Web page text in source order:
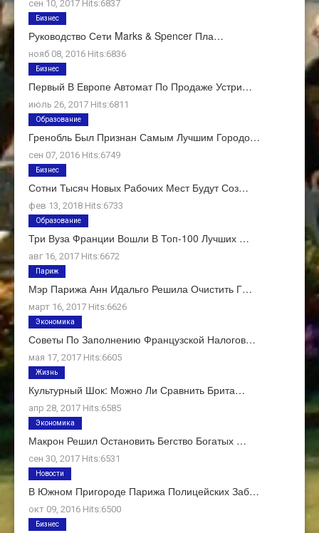
сен 10, 2017 Hits:6837
Руководство Сети Marks & Spencer Пла…
нояб 08, 2016 Hits:6836
Бизнес
Первый В Европе Автомат По Продаже Устри…
июль 26, 2017 Hits:6811
Бизнес
Гренобль Был Признан Самым Лучшим Городо…
сен 07, 2016 Hits:6749
Образование
Сотни Тысяч Новых Рабочих Мест Будут Соз…
фев 13, 2018 Hits:6733
Бизнес
Три Вуза Франции Вошли В Топ-100 Лучших …
авг 16, 2017 Hits:6672
Образование
Мэр Парижа Анн Идальго Решила Очистить Г…
март 16, 2017 Hits:6626
Париж
Советы По Заполнению Французской Налогов…
мая 17, 2017 Hits:6605
Экономика
Культурный Шок: Можно Ли Сравнить Брита…
апр 28, 2017 Hits:6585
Жизнь
Макрон Решил Остановить Бегство Богатых …
сен 30, 2017 Hits:6531
Экономика
В Южном Пригороде Парижа Полицейских Заб…
окт 09, 2016 Hits:6500
Новости
Бизнес